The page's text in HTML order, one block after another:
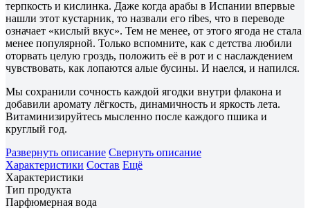
терпкость и кислинка. Даже когда арабы в Испании впервые
нашли этот кустарник, то назвали его ribes, что в переводе
означает «кислый вкус». Тем не менее, от этого ягода не стала
менее популярной. Только вспомните, как с детства любили
оторвать целую гроздь, положить её в рот и с наслаждением
чувствовать, как лопаются алые бусины. И наелся, и напился.
Мы сохранили сочность каждой ягодки внутри флакона и
добавили аромату лёгкость, динамичность и яркость лета.
Витаминизируйтесь мысленно после каждого пшика и
круглый год.
Развернуть описание Свернуть описание
Характеристики Состав Ещё
Характеристики
Тип продукта
Парфюмерная вода